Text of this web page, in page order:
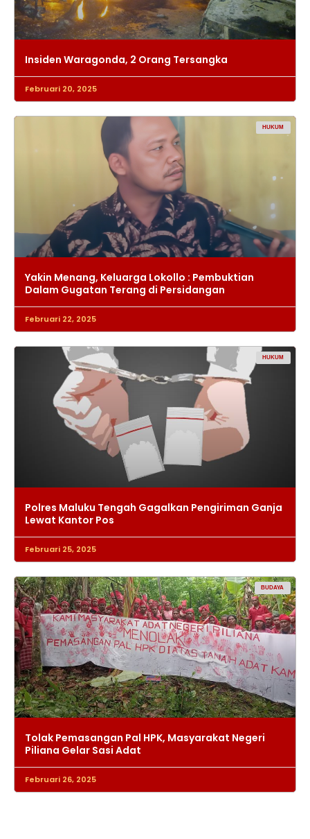
Insiden Waragonda, 2 Orang Tersangka
Februari 20, 2025
HUKUM
Yakin Menang, Keluarga Lokollo : Pembuktian
Dalam Gugatan Terang di Persidangan
Februari 22, 2025
HUKUM
Polres Maluku Tengah Gagalkan Pengiriman Ganja
Lewat Kantor Pos
Februari 25, 2025
BUDAYA
Tolak Pemasangan Pal HPK, Masyarakat Negeri
Piliana Gelar Sasi Adat
Februari 26, 2025